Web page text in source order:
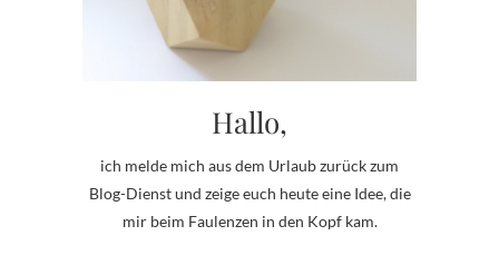
Hallo,
ich melde mich aus dem Urlaub zurück zum
Blog-Dienst und zeige euch heute eine Idee, die
mir beim Faulenzen in den Kopf kam.